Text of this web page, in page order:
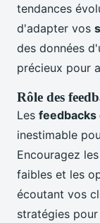
tendances
d'adapter vos
des données
précieux pour
Rôle des
Les
inestimable
Encouragez
faibles et les
écoutant vos
stratégies